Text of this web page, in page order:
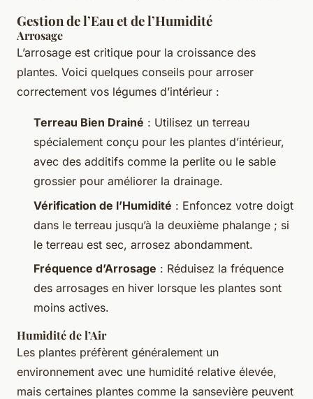
Gestion de l’Eau et de l’Humidité
Arrosage
L’arrosage est critique pour la croissance des
plantes. Voici quelques conseils pour arroser
correctement vos légumes d’intérieur :
Terreau Bien Drainé : Utilisez un terreau
spécialement conçu pour les plantes d’intérieur,
avec des additifs comme la perlite ou le sable
grossier pour améliorer la drainage.
Vérification de l’Humidité : Enfoncez votre doigt
dans le terreau jusqu’à la deuxième phalange ; si
le terreau est sec, arrosez abondamment.
Fréquence d’Arrosage : Réduisez la fréquence
des arrosages en hiver lorsque les plantes sont
moins actives.
Humidité de l’Air
Les plantes préfèrent généralement un
environnement avec une humidité relative élevée,
mais certaines plantes comme la sansevière peuvent